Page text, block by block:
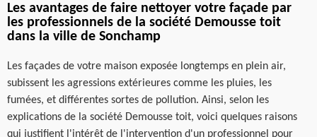
Les avantages de faire nettoyer votre façade par
les professionnels de la société Demousse toit
dans la ville de Sonchamp
Les façades de votre maison exposée longtemps en plein air,
subissent les agressions extérieures comme les pluies, les
fumées, et différentes sortes de pollution. Ainsi, selon les
explications de la société Demousse toit, voici quelques raisons
qui justifient l'intérêt de l'intervention d'un professionnel pour